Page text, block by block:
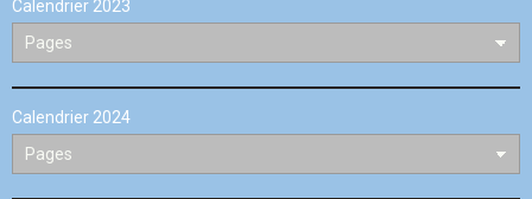
Calendrier 2023
Calendrier 2024